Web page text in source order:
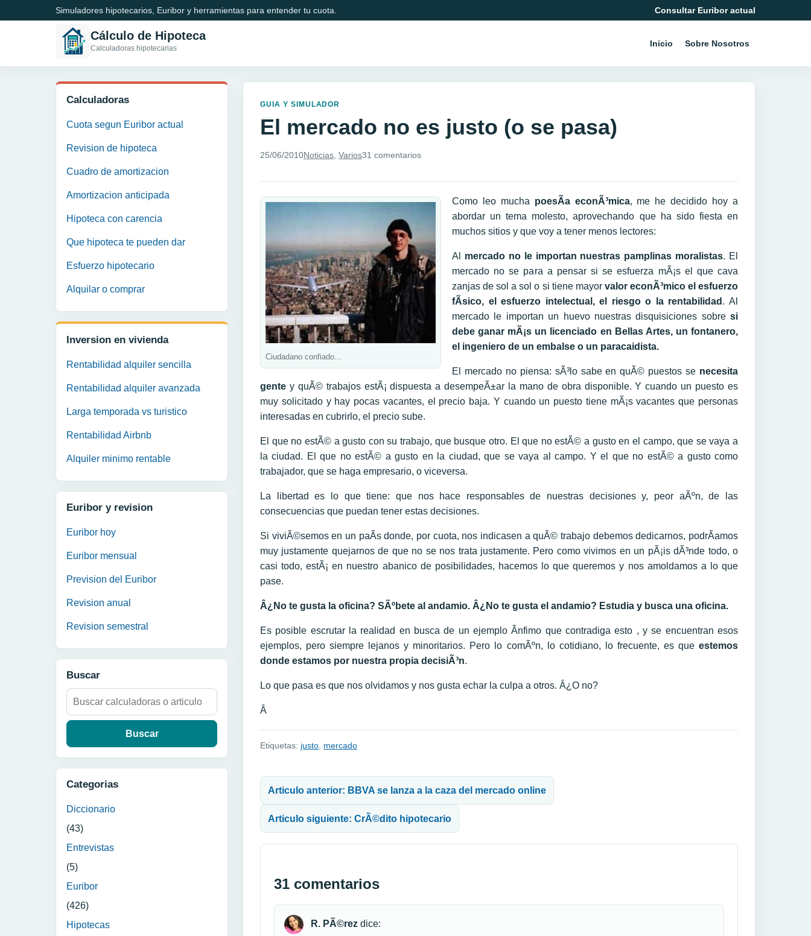
Simuladores hipotecarios, Euribor y herramientas para entender tu cuota. Consultar Euribor actual
Cálculo de Hipoteca
Calculadoras hipotecarias Inicio Sobre Nosotros
Calculadoras
Cuota segun Euribor actual
Revision de hipoteca
Cuadro de amortizacion
Amortizacion anticipada
Hipoteca con carencia
Que hipoteca te pueden dar
Esfuerzo hipotecario
Alquilar o comprar
Inversion en vivienda
Rentabilidad alquiler sencilla
Rentabilidad alquiler avanzada
Larga temporada vs turistico
Rentabilidad Airbnb
Alquiler minimo rentable
Euribor y revision
Euribor hoy
Euribor mensual
Prevision del Euribor
Revision anual
Revision semestral
Buscar
Buscar:
Categorias
Diccionario
(43)
Entrevistas
(5)
Euribor
(426)
Hipotecas
GUIA Y SIMULADOR
El mercado no es justo (o se pasa)
25/06/2010Noticias Varios31 comentarios
Ciudadano confiado...
Como leo mucha poesÃ­a econÃ³mica, me he decidido hoy a
abordar un tema molesto, aprovechando que ha sido fiesta en
muchos sitios y que voy a tener menos lectores:
Al mercado no le importan nuestras pamplinas moralistas. El
mercado no se para a pensar si se esfuerza mÃ¡s el que cava
zanjas de sol a sol o si tiene mayor valor econÃ³mico el esfuerzo
fÃ­sico, el esfuerzo intelectual, el riesgo o la rentabilidad . Al
mercado le importan un huevo nuestras disquisiciones sobre si
debe ganar mÃ¡s un licenciado en Bellas Artes, un fontanero,
el ingeniero de un embalse o un paracaidista.
El mercado no piensa: sÃ³lo sabe en quÃ© puestos se necesita
gente y quÃ© trabajos estÃ¡ dispuesta a desempeÃ±ar la mano de obra disponible. Y cuando un puesto es
muy solicitado y hay pocas vacantes, el precio baja. Y cuando un puesto tiene mÃ¡s vacantes que personas
interesadas en cubrirlo, el precio sube.
El que no estÃ© a gusto con su trabajo, que busque otro. El que no estÃ© a gusto en el campo, que se vaya a
la ciudad. El que no estÃ© a gusto en la ciudad, que se vaya al campo. Y el que no estÃ© a gusto como
trabajador, que se haga empresario, o viceversa.
La libertad es lo que tiene: que nos hace responsables de nuestras decisiones y, peor aÃºn, de las
consecuencias que puedan tener estas decisiones.
Si viviÃ©semos en un paÃ­s donde, por cuota, nos indicasen a quÃ© trabajo debemos dedicarnos, podrÃ­amos
muy justamente quejarnos de que no se nos trata justamente. Pero como vivimos en un pÃ¡is dÃ³nde todo, o
casi todo, estÃ¡ en nuestro abanico de posibilidades, hacemos lo que queremos y nos amoldamos a lo que
pase.
Â¿No te gusta la oficina? SÃºbete al andamio. Â¿No te gusta el andamio? Estudia y busca una oficina.
Es posible escrutar la realidad en busca de un ejemplo Ã­nfimo que contradiga esto , y se encuentran esos
ejemplos, pero siempre lejanos y minoritarios. Pero lo comÃºn, lo cotidiano, lo frecuente, es queestemos
donde estamos por nuestra propia decisiÃ³n.
Lo que pasa es que nos olvidamos y nos gusta echar la culpa a otros. Â¿O no?
Â
Etiquetas: justo mercado
Articulo anterior: BBVA se lanza a la caza del mercado online
Articulo siguiente: CrÃ©dito hipotecario
31 comentarios
R. PÃ©rez dice: